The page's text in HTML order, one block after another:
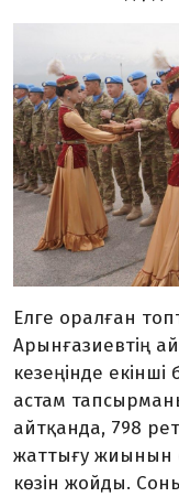
Елге оралған
Арынғазиевтің
кезеңінде
астам
айтқанда, 798
жаттығу жиынын
көзін жойды.